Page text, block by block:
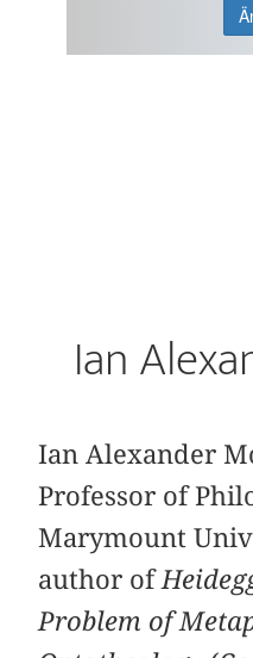
Ian
Ian Alexander
Professor of
Marymount
author of
Problem of